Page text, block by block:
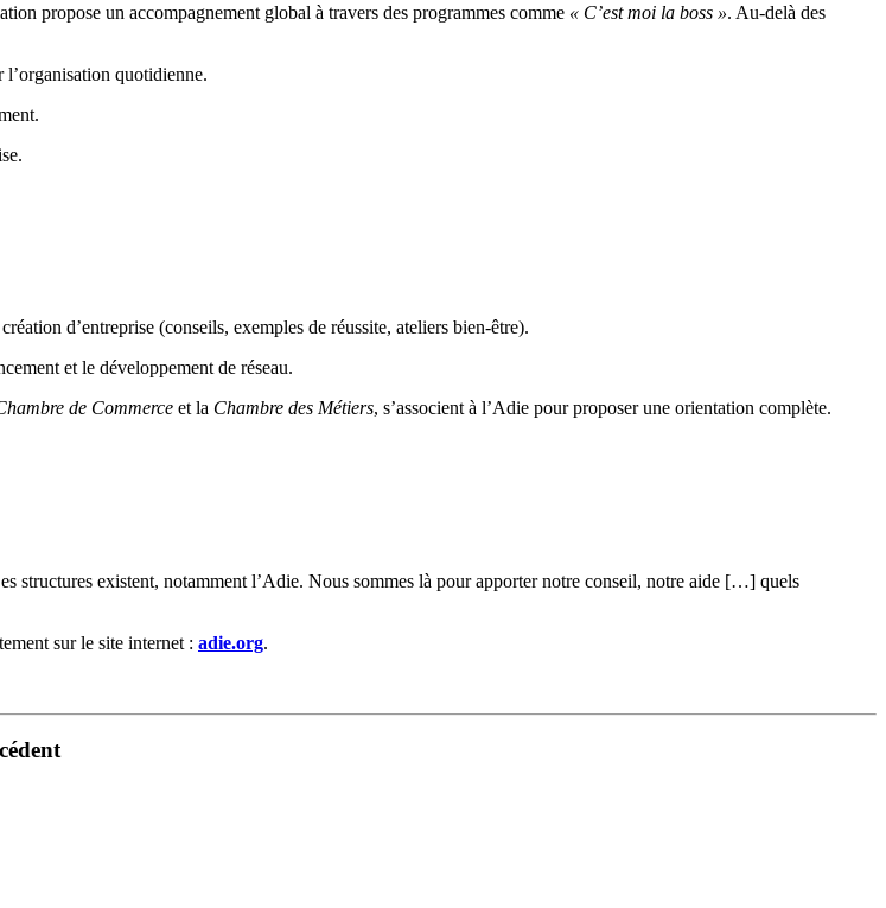
propose un accompagnement global à travers des programmes comme « C’est moi la boss ». Au-delà des
quotidienne.
d’entreprise (conseils, exemples de réussite, ateliers bien-être).
et le développement de réseau.
de Commerce et la Chambre des Métiers, s’associent à l’Adie pour proposer une orientation complète.
structures existent, notamment l’Adie. Nous sommes là pour apporter notre conseil, notre aide […] quels
sur le site internet : adie.org.